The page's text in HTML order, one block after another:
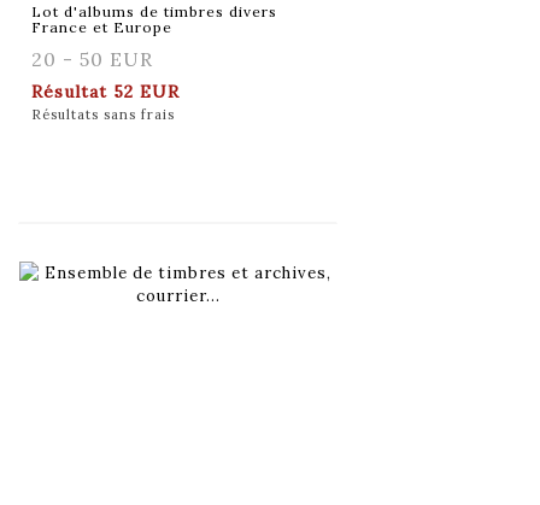
Lot d'albums de timbres divers
France et Europe
20 - 50 EUR
Résultat 52 EUR
Résultats sans frais